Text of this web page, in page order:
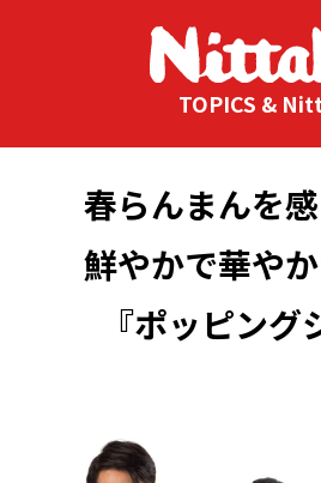
TOPICS &
春らんまんを
鮮やかで華や
『ポッピング